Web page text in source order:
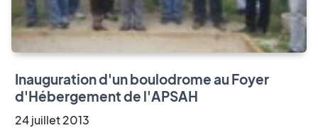
Inauguration d'un boulodrome au Foyer
d'Hébergement de l'APSAH
24juillet2013